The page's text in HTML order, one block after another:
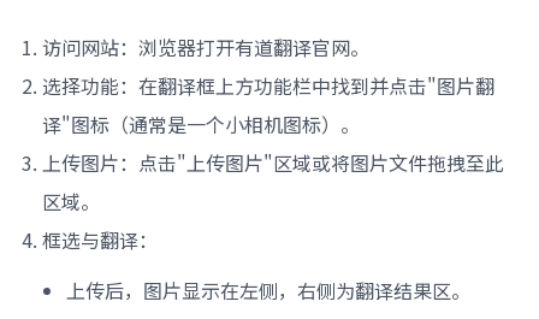
访问网站：浏览器打开有道翻译官网。
选择功能：在翻译框上方功能栏中找到并点击"图片翻
译"图标（通常是一个小相机图标）。
上传图片：点击"上传图片"区域或将图片文件拖拽至此
区域。
框选与翻译：
上传后，图片显示在左侧，右侧为翻译结果区。